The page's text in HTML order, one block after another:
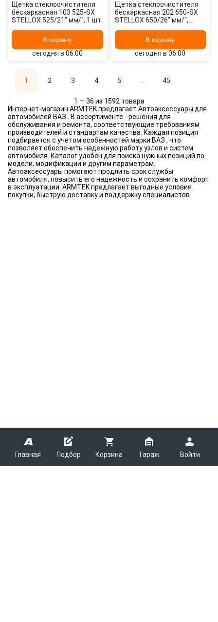
Главная Подбор Корзина Гараж Войти
Щетка стеклоочистителя
бескаркасная 103 525-SX
STELLOX 525/21" мм/", 1 шт.
В корзину
сегодня в 06:00
Щетка стеклоочистителя
бескаркасная 202 650-SX
STELLOX 650/26" мм/",
В корзину
сегодня в 06:00
1 2 3 4 5 45
1 — 36 из 1592 товара
Интернет-магазин ARMTEK предлагает Автоаксессуары для
автомобилей ВАЗ . В ассортименте - решения для
обслуживания и ремонта, соответствующие требованиям
производителей и стандартам качества. Каждая позиция
подбирается с учетом особенностей марки ВАЗ , что
позволяет обеспечить надежную работу узлов и систем
автомобиля. Каталог удобен для поиска нужных позиций по
модели, модификации и другим параметрам.
Автоаксессуары помогают продлить срок службы
автомобиля, повысить его надежность и сохранить комфорт
в эксплуатации. ARMTEK предлагает выгодные условия
покупки, быструю доставку и поддержку специалистов.